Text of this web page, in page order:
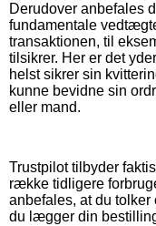
Derudover anbefales
fundamentale
transaktionen, til
tilsikrer. Her er det
helst sikrer sin
kunne bevidne sin
eller mand.
Trustpilot tilbyder
række tidligere
anbefales, at du
du lægger din